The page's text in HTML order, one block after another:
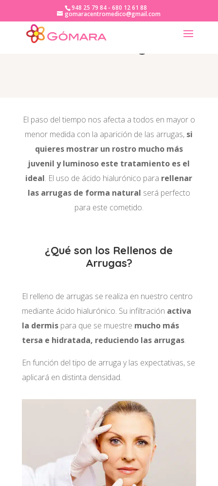
948 25 79 84 - 680 12 61 88
gomaracentromedico@gmail.com
Rellenos de Arrugas
El paso del tiempo nos afecta a todos en mayor o
menor medida con la aparición de las arrugas, si
quieres mostrar un rostro mucho más
juvenil y luminoso este tratamiento es el
ideal. El uso de ácido hialurónico para rellenar
las arrugas de forma natural será perfecto
para este cometido.
¿Qué son los Rellenos de
Arrugas?
El relleno de arrugas se realiza en nuestro centro
mediante ácido hialurónico. Su infiltración activa
la dermispara que se muestre mucho más
tersa e hidratada, reduciendo las arrugas.
En función del tipo de arruga y las expectativas, se
aplicará en distinta densidad.